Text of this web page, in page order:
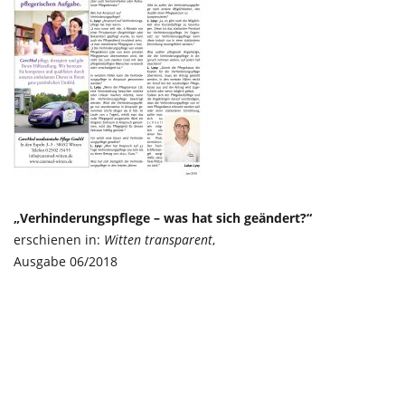
„Verhinderungspflege – was hat sich geändert?“
erschienen in: Witten transparent,
Ausgabe 06/2018